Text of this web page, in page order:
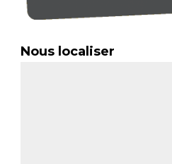
Nous localiser